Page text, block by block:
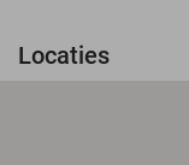
Locaties